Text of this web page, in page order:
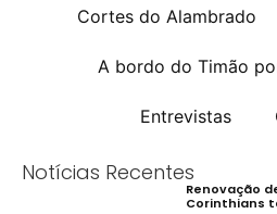
Cortes do Alambrado
A bordo do Timão
Entrevistas
Notícias Recentes
Renovação
Corinthians